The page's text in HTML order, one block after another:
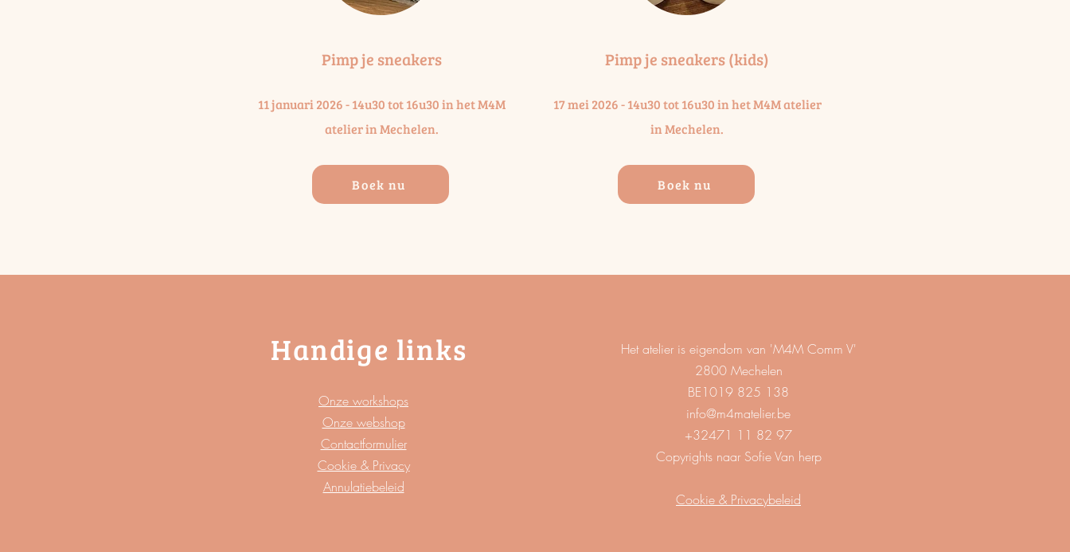
Pimp je sneakers
11 januari 2026 - 14u30 tot 16u30 in het M4M
atelier in Mechelen.
Boek nu
Pimp je sneakers (kids)
17 mei 2026 - 14u30 tot 16u30 in het M4M atelier
in Mechelen.
Boek nu
Het atelier is eigendom van 'M4M Comm V'
2800 Mechelen
BE1019 825 138
info@m4matelier.be
+32471 11 82 97
Copyrights naar Sofie Van herp
Cookie & Privacybeleid
Handige links
Onze workshops
Onze webshop
Contactformulier
Cookie & Privacy
​Annulatiebeleid